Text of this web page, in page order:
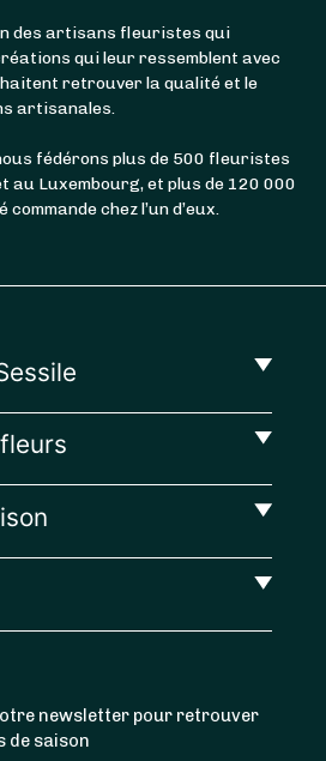
des artisans fleuristes qui
qui leur ressemblent avec
retrouver la qualité et le
artisanales.
fédérons plus de 500 fleuristes
au Luxembourg, et plus de 120 000
chez l’un d’eux.
newsletter pour retrouver
de saison